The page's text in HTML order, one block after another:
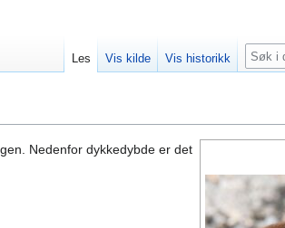
Nedenfor dykkedybde er det
Les Vis kilde Vis historikk Søk